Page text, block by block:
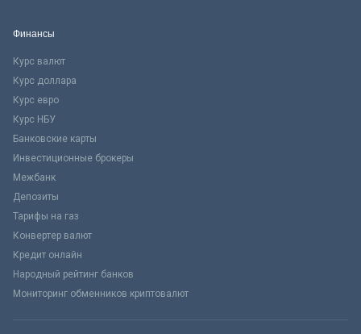
Финансы
Курс валют
Курс доллара
Курс евро
Курс НБУ
Банковские карты
Инвестиционные брокеры
Межбанк
Депозиты
Тарифы на газ
Конвертер валют
Кредит онлайн
Народный рейтинг банков
Мониторинг обменников криптовалют